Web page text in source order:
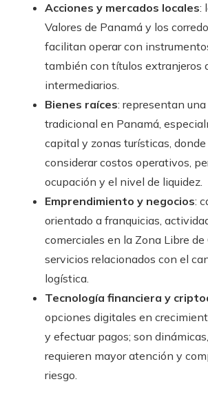
Acciones y mercados locales:
Valores de Panamá y los
facilitan operar con
también con títulos extranjeros
intermediarios.
Bienes raíces: representan
tradicional en Panamá,
capital y zonas turísticas,
considerar costos operativos,
ocupación y el nivel de liquidez.
Emprendimiento y negocios:
orientado a franquicias,
comerciales en la Zona Libre de
servicios relacionados con el
logística.
Tecnología financiera y
opciones digitales en
y efectuar pagos; son
requieren mayor atención y
riesgo.